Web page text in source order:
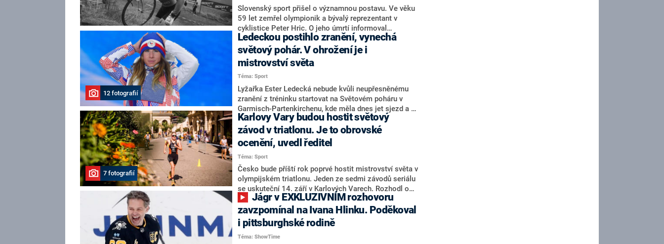
Slovenský sport přišel o významnou postavu. Ve věku
59 let zemřel olympionik a bývalý reprezentant v
cyklistice Peter Hric. O jeho úmrtí informoval
slovenský olympijský tým. Hric v průběhu své kariéry
závodil v několika disciplínách – cyklokrosu, horské a
silniční cyklistice. Ve své sbírce má i medaile z
mistrovství světa.
12 fotografií
Ledeckou postihlo zranění, vynechá
světový pohár. V ohrožení je i
mistrovství světa
Téma: Sport
Lyžařka Ester Ledecká nebude kvůli neupřesněnému
zranění z tréninku startovat na Světovém poháru v
Garmisch-Partenkirchenu, kde měla dnes jet sjezd a v
neděli superobří slalom. Trojnásobná olympijská
vítězka na lyžích a snowboardu v tiskovém prohlášení
uvedla, že se pokusí připravit na únorové mistrovství
světa v Saalbachu.
7 fotografií
Karlovy Vary budou hostit světový
závod v triatlonu. Je to obrovské
ocenění, uvedl ředitel
Téma: Sport
Česko bude příští rok poprvé hostit mistrovství světa v
olympijském triatlonu. Jeden ze sedmi závodů seriálu
se uskuteční 14. září v Karlových Varech. Rozhodl o
tom v pondělí kongres mezinárodní federace World
Triathlon v Málaze.
zavzpomínal na Ivana Hlinku. Poděkoval
i pittsburghské rodině
Téma: ShowTime